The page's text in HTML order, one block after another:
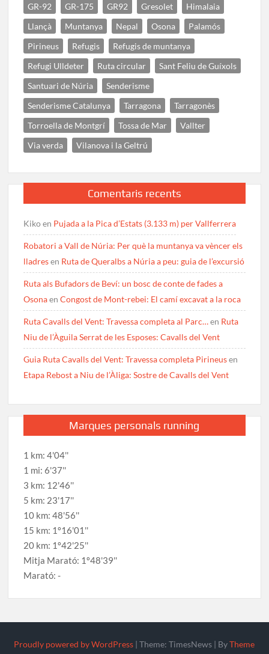
GR-92
GR-175 GR92 Gresolet
Himalaia
Llançà
Muntanya Nepal Osona
Palamós
Pirineus
Refugis
Refugis de muntanya
Refugi Ulldeter
Ruta circular
Sant Feliu de Guíxols
Santuari de Núria
Senderisme
Senderisme Catalunya
Tarragona
Tarragonès
Torroella de Montgrí
Tossa de Mar
Vallter
Via verda
Vilanova i la Geltrú
Comentaris recents
Kikoen Pujada a la Pica d’Estats (3.133 m) per Vallferrera
Robatori a Vall de Núria: Per què la muntanya va vèncer els
lladresen Ruta de Queralbs a Núria a peu: guia de l’excursió
Ruta als Bufadors de Beví: un bosc de conte de fades a
OsonaenCongost de Mont-rebei: El camí excavat a la roca
Ruta Cavalls del Vent: Travessa completa al Parc…en Ruta
Niu de l’Àguila Serrat de les Esposes: Cavalls del Vent
Guia Ruta Cavalls del Vent: Travessa completa Pirineusen
Etapa Rebost a Niu de l’Àliga: Sostre de Cavalls del Vent
Marques personals running
1 km: 4'04''
1 mi: 6'37''
3 km: 12'46''
5 km: 23'17''
10 km: 48'56''
15 km: 1º16'01''
20 km: 1º42'25''
Mitja Marató: 1º48'39''
Marató: -
Proudly powered by WordPress |Theme: TimesNews | ByTheme